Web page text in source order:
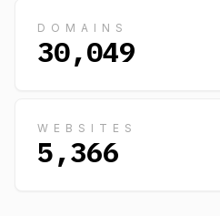
DOMAINS
30,049
WEBSITES
5,366